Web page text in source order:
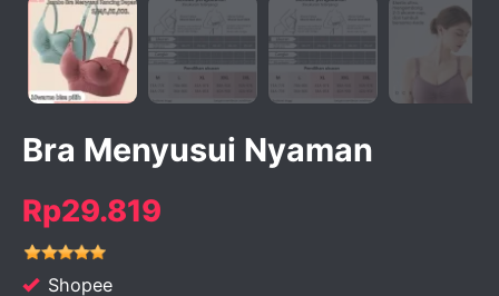
Bra Menyusui Nyaman
Rp29.819
Shopee